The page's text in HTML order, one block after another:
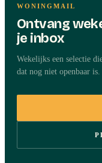
WONINGMAIL
Ontvang
je inbox
Wekelijks een selectie
dat nog niet openbaar